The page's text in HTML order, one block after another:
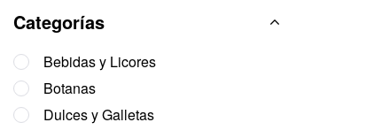
Categorías
Bebidas y Licores
Botanas
Dulces y Galletas